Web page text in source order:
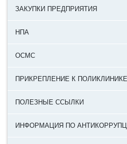
ЗАКУПКИ ПРЕДПРИЯТИЯ
НПА
ОСМС
ПРИКРЕПЛЕНИЕ К
ПОЛЕЗНЫЕ ССЫЛКИ
ИНФОРМАЦИЯ ПО